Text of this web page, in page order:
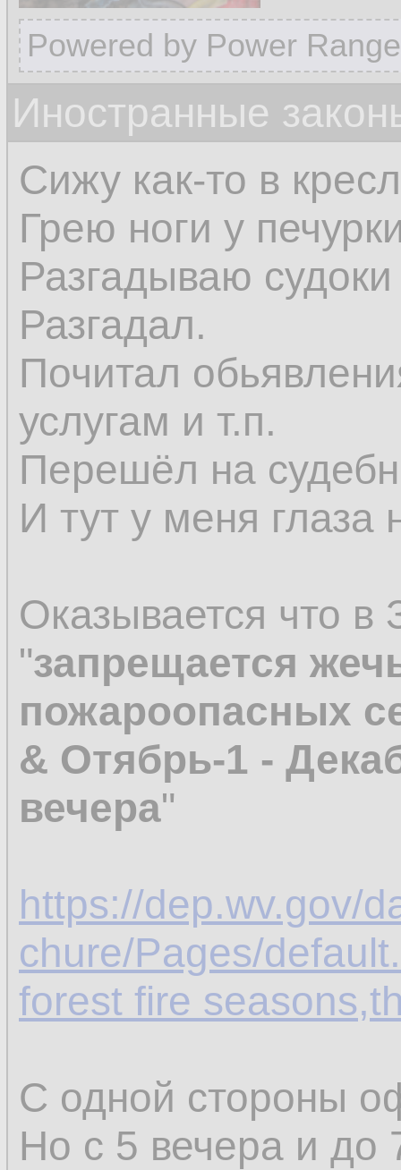
Powered by Power
Иностранные
Сижу как-то в
Грею ноги у
Разгадываю судоки
Разгадал.
Почитал
услугам и т.п.
Перешёл на
И тут у меня глаза
Оказывается что
"запрещается
пожароопасных
& Отябрь-1 -
вечера"
https://dep.wv.gov/
chure/Pages/
forest fire
С одной стороны
Но с 5 вечера и до